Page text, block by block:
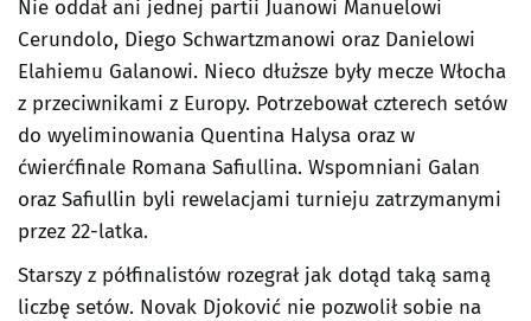
Nie oddał ani jednej partii Juanowi Manuelowi
Cerundolo, Diego Schwartzmanowi oraz Danielowi
Elahiemu Galanowi. Nieco dłuższe były mecze Włocha
z przeciwnikami z Europy. Potrzebował czterech setów
do wyeliminowania Quentina Halysa oraz w
ćwierćfinale Romana Safiullina. Wspomniani Galan
oraz Safiullin byli rewelacjami turnieju zatrzymanymi
przez 22-latka.
Starszy z półfinalistów rozegrał jak dotąd taką samą
liczbę setów. Novak Djoković nie pozwolił sobie na